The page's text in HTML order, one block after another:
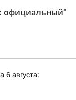
официальный"
6 августа: